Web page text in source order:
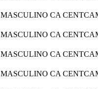
MASCULINO CA
MASCULINO CA
MASCULINO CA
MASCULINO CA